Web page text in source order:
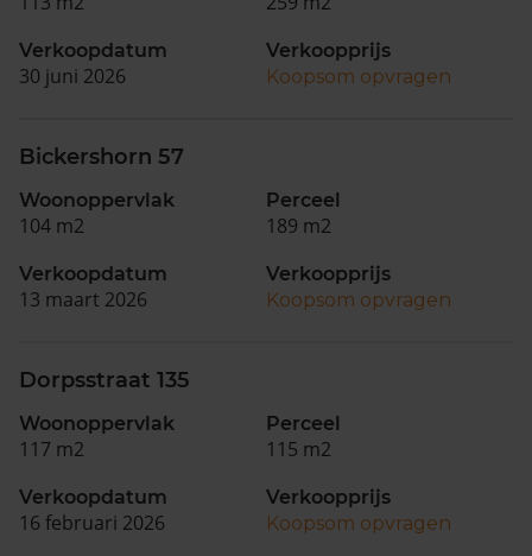
Verkoopdatum
30 juni 2026
Verkoopprijs
Koopsom opvragen
Bickershorn 57
Woonoppervlak
104 m2
Perceel
189 m2
Verkoopdatum
13 maart 2026
Verkoopprijs
Koopsom opvragen
Dorpsstraat 135
Woonoppervlak
117 m2
Perceel
115 m2
Verkoopdatum
16 februari 2026
Verkoopprijs
Koopsom opvragen